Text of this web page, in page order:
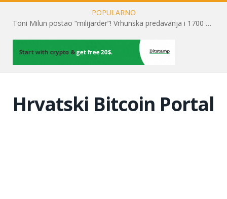
POPULARNO
Toni Milun postao “milijarder”! Vrhunska predavanja i 1700 posjetitelja obilježili su mjesec financijske pismenosti
Hrvatski Bitcoin Portal